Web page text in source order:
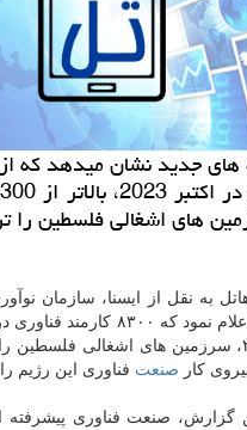
های جدید نشان میدهد که
های اشغالی فلسطین را
به نقل از ایسنا، سازمان
کار صنعت فناوری این رژیم
گزارش، صنعت فناوری پیشرفته